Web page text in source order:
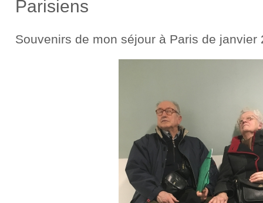
Parisiens
Souvenirs de mon séjour à Paris de janvier